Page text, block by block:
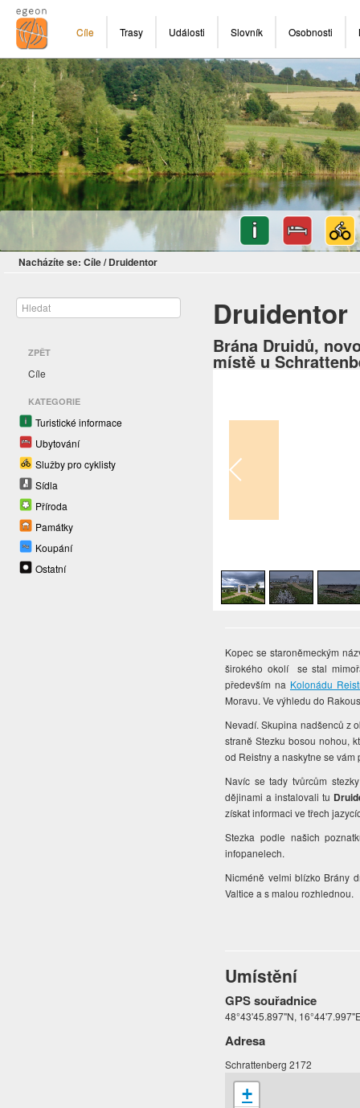
Cíle Trasy Události Slovník Osobnosti
Nacházíte se: Cíle/ Druidentor
ZPĚT
Cíle
KATEGORIE
Turistické informace
Ubytování
Služby pro cyklisty
Sídla
Příroda
Památky
Koupání
Ostatní
Druidentor
Brána Druidů,
místě u
Kopec se staroněmeckým
širokého okolí se stal
především na Kolonádu
Moravu. Ve výhledu do
Nevadí. Skupina nadšenců z
straně Stezku bosou nohou,
od Reistny a naskytne se
Navíc se tady tvůrcům
dějinami a instalovali tu
získat informaci ve třech
Stezka podle našich
infopanelech.
Nicméně velmi blízko Brány
Valtice a s malou rozhlednou.
Umístění
GPS souřadnice
48°43'45.897"N,
Adresa
Schrattenberg 2172
+